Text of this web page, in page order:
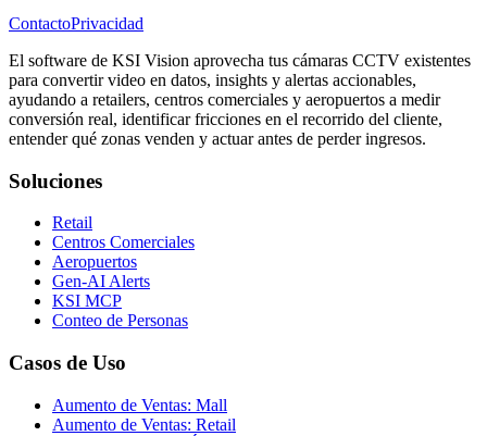
ContactoPrivacidad
El software de KSI Vision aprovecha tus cámaras CCTV existentes
para convertir video en datos, insights y alertas accionables,
ayudando a retailers, centros comerciales y aeropuertos a medir
conversión real, identificar fricciones en el recorrido del cliente,
entender qué zonas venden y actuar antes de perder ingresos.
Soluciones
Retail
Centros Comerciales
Aeropuertos
Gen-AI Alerts
KSI MCP
Conteo de Personas
Casos de Uso
Aumento de Ventas: Mall
Aumento de Ventas: Retail